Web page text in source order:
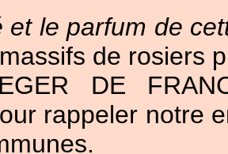
et le parfum de
de rosiers
DE
rappeler notre